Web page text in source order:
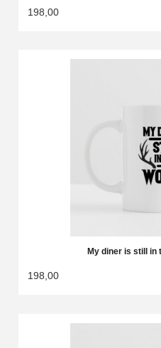
198,00
My diner is still in
198,00